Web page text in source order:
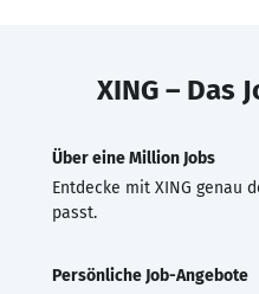
XING – Das
Über eine Million Jobs
Entdecke mit XING genau
passt.
Persönliche Job-Angebote